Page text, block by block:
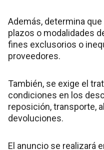
Además, determina
plazos o modalidades
fines exclusorios o
proveedores.
También, se exige el
condiciones en los
reposición, transporte,
devoluciones.
El anuncio se realizará